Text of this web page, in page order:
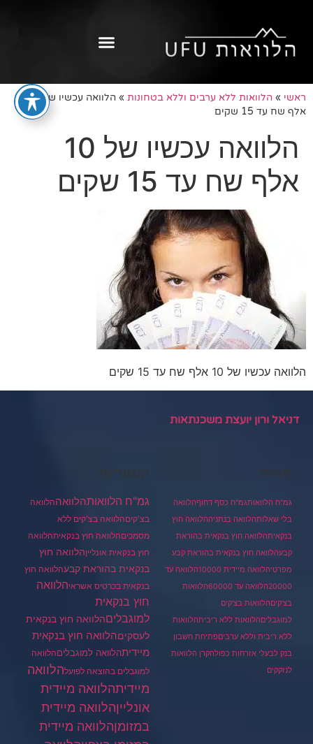
ראשי » הלוואות ללא ערבים וללא בטחונות »
הלוואה עכשיו של 10
אלף שח עד 15 שקים
הלוואה עכשיו של 10
אלף שח עד 15 שקים
הלוואה עכשיו של 10 אלף שח עד 15 שקים
דניאל ורון יועצת משכנתאות
תגיות
גמ"ח הלוואותגמ"ח כסף דחוףהלוואה
בלי שאלותהלוואה בנתניההלוואה חוץ
בנקאיתהלוואה חוץ בנקאית בהוראת
קבעהלוואה חוץ בנקאית בהוראת קבע
מפרטיהלוואה מיידית 10000
הלוואה עד
20000הלוואה עד 60000
הלוואות
בצ'קיםהלוואות בצ'קים
למוגבליםהלוואות ללא ריביתהלוואות
ללא ריבית וללא ערביםפתיחת חשבון
בנק לבעלי אזרחות כפולהקרן הלוואות
לנזקקים
קטגוריות
גמ"ח הלוואותהלוואההלוואה
בצ'קיםהלוואה בצ'קים ללא
מסמכיםהלוואה חוץ בנקאיתהלוואה
חוץ בנקאית אונלייןהלוואה חוץ
בנקאית בהוראת קבעהלוואה חוץ
בנקאית בכרטיס אשראיהלוואה
חוץ בנקאית
למוגבליםהלוואה חוץ בנקאית
לעסקיםהלוואה חוץ בנקאית
מיידיתהלוואה למוגבליםהלוואה
למוגבלים בהוצאה לפועלהלוואה
מיידיתהלוואה מיידית
אונלייןהלוואה מיידית
במזומןהלוואה מיידית